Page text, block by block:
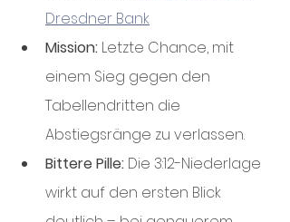
Dresdner Bank
Mission: Letzte Chance, mit
einem Sieg gegen den
Tabellendritten die
Abstiegsränge zu verlassen.
Bittere Pille: Die 3:12-Niederlage
wirkt auf den ersten Blick